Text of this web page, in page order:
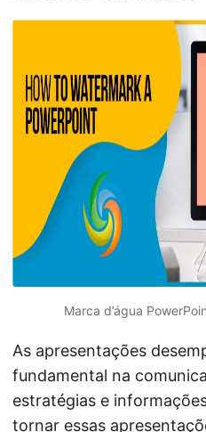
Marca d’água
As apresentações
fundamental na
estratégias e
tornar essas